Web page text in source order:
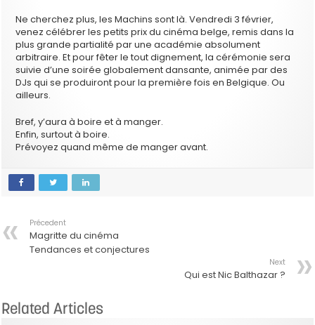
Ne cherchez plus, les Machins sont là. Vendredi 3 février,
venez célébrer les petits prix du cinéma belge, remis dans la
plus grande partialité par une académie absolument
arbitraire. Et pour fêter le tout dignement, la cérémonie sera
suivie d’une soirée globalement dansante, animée par des
DJs qui se produiront pour la première fois en Belgique. Ou
ailleurs.
Bref, y’aura à boire et à manger.
Enfin, surtout à boire.
Prévoyez quand même de manger avant.
Précedent
Magritte du cinéma
Tendances et conjectures
Next
Qui est Nic Balthazar ?
Related Articles